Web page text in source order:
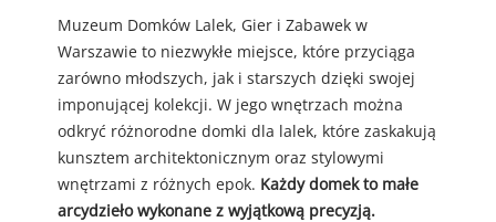
Muzeum Domków Lalek, Gier i Zabawek w
Warszawie to niezwykłe miejsce, które przyciąga
zarówno młodszych, jak i starszych dzięki swojej
imponującej kolekcji. W jego wnętrzach można
odkryć różnorodne domki dla lalek, które zaskakują
kunsztem architektonicznym oraz stylowymi
wnętrzami z różnych epok. Każdy domek to małe
arcydzieło wykonane z wyjątkową precyzją.